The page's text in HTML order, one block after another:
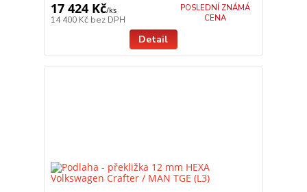
17 424 Kč/ks
14 400 Kč bez DPH
POSLEDNÍ ZNÁMÁ
CENA
Detail